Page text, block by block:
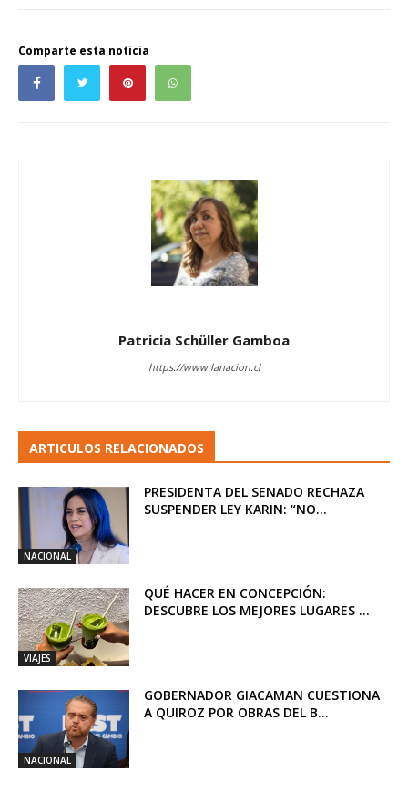
Comparte esta noticia
Patricia Schüller Gamboa
https://www.lanacion.cl
ARTICULOS RELACIONADOS
NACIONAL
PRESIDENTA DEL SENADO RECHAZA
SUSPENDER LEY KARIN: “NO...
VIAJES
QUÉ HACER EN CONCEPCIÓN:
DESCUBRE LOS MEJORES LUGARES ...
NACIONAL
GOBERNADOR GIACAMAN CUESTIONA
A QUIROZ POR OBRAS DEL B...